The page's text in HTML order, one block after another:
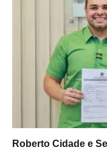
Roberto Cidade e